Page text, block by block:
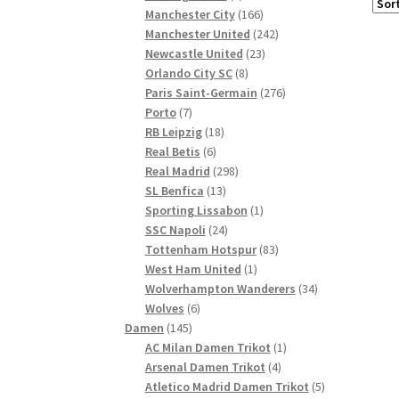
Produkte
Manchester City 166166
Produkte
Manchester United 242242
Newcastle United 2323
Orlando City SC 88
Produkte
Paris Saint-Germain 276276
Porto 77
Produkte
RB Leipzig 1818
Real Betis 66
Produkte
Real Madrid 298298
SL Benfica 1313
Produkte
Sporting Lissabon 11
SSC Napoli 2424
Produkte
Tottenham Hotspur 8383
West Ham United 11
Produkt
Wolverhampton Wanderers 3434
Wolves 66
Damen 145145
Produkte
AC Milan Damen Trikot 11
Arsenal Damen Trikot 44
Produkte
Atletico Madrid Damen Trikot 55